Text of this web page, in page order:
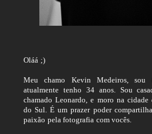
Oláá ;)
Meu chamo Kevin Medeiros,
atualmente tenho 34 anos. Sou
chamado Leonardo, e moro na
do Sul. É um prazer poder
paixão pela fotografia com vocês.